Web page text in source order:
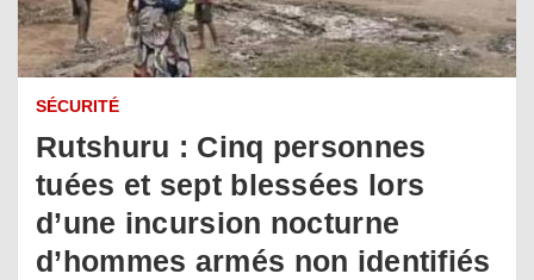
SÉCURITÉ
Rutshuru : Cinq personnes
tuées et sept blessées lors
d’une incursion nocturne
d’hommes armés non identifiés